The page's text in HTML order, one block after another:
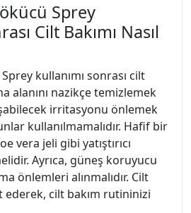
Sprey
Cilt Bakımı Nasıl
kullanımı sonrası cilt
alanını nazikçe temizlemek
irritasyonu önlemek
kullanılmamalıdır. Hafif bir
vera jeli gibi yatıştırıcı
Ayrıca, güneş koruyucu
önlemleri alınmalıdır. Cilt
ederek, cilt bakım rutininizi